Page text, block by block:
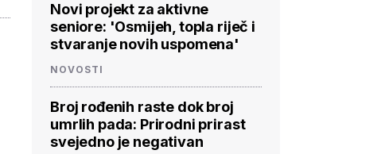
Novi projekt za aktivne
seniore: 'Osmijeh, topla riječ i
stvaranje novih uspomena'
NOVOSTI
Broj rođenih raste dok broj
umrlih pada: Prirodni prirast
svejedno je negativan